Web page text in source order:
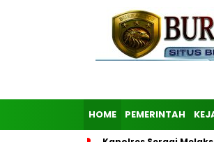
HOME PEMERINTAH